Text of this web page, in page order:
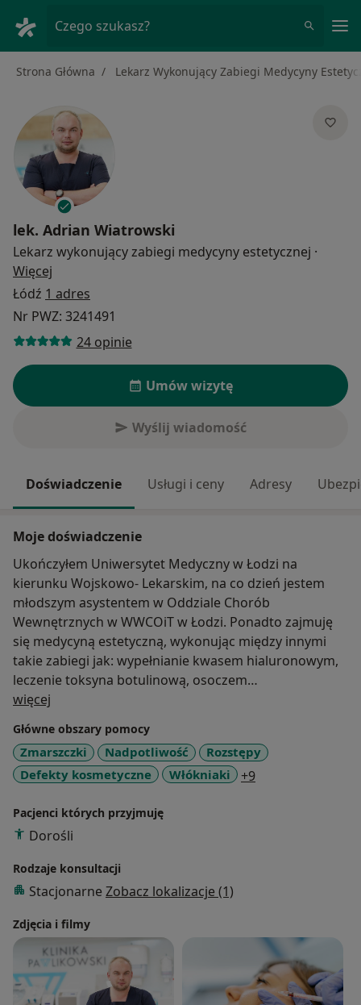
Czego szukasz?
Strona Główna Lekarz Wykonujący Zabiegi Medycyny
lek. Adrian Wiatrowski
Lekarz wykonujący zabiegi medycyny estetycznej ·
Więcej
Łódź 1 adres
Nr PWZ: 3241491
24 opinie
Umów wizytę
Wyślij wiadomość
Doświadczenie Usługi i ceny Adresy
Moje doświadczenie
Ukończyłem Uniwersytet Medyczny w Łodzi na
kierunku Wojskowo- Lekarskim, na co dzień jestem
młodszym asystentem w Oddziale Chorób
Wewnętrznych w WWCOiT w Łodzi. Ponadto zajmuję
się medycyną estetyczną, wykonując między innymi
takie zabiegi jak: wypełnianie kwasem hialuronowym,
leczenie toksyna botulinową, osoczem
bogatopłytkowym, lipoliza, mezoterapia, laseroterapia,
leczenie nadpotliwości. Stale poszerzam swoje
umiejętności uczestnicząc w licznych kursach i
zjazdach, ponadto ukończyłem studia podyplomowe
"Medycyna Estetyczna" na Wyższej Szkole Technicznej
Wykonywane zabiegi:
- toksyna botulinowa
- mezoterapia
- lipoliza iniekcyjna
- zabiegi łączone
- laseroterapia
więcej
Główne obszary pomocy
Zmarszczki Nadpotliwość
Rozstępy
Defekty kosmetyczne
Włókniaki +9
Pacjenci których przyjmuję
Dorośli
Rodzaje konsultacji
Stacjonarne Zobacz lokalizacje (1)
Zdjęcia i filmy